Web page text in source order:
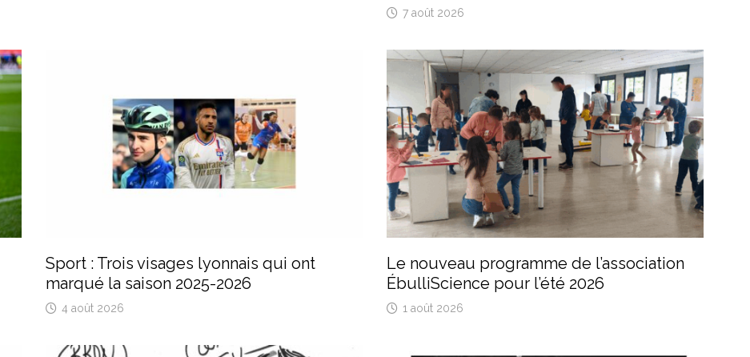
7 août 2026
Sport : Trois visages lyonnais qui ont
marqué la saison 2025-2026
4 août 2026
Le nouveau programme de l’association
ÉbulliScience pour l’été 2026
1 août 2026